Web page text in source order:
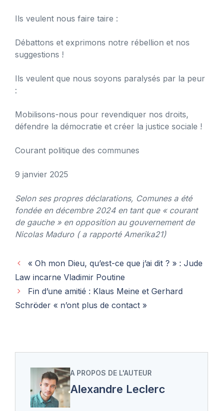
Ils veulent nous faire taire :
Débattons et exprimons notre rébellion et nos
suggestions !
Ils veulent que nous soyons paralysés par la peur
:
Mobilisons-nous pour revendiquer nos droits,
défendre la démocratie et créer la justice sociale !
Courant politique des communes
9 janvier 2025
Selon ses propres déclarations, Comunes a été
fondée en décembre 2024 en tant que « courant
de gauche » en opposition au gouvernement de
Nicolas Maduro ( a rapporté Amerika21)
« Oh mon Dieu, qu’est-ce que j’ai dit ? » : Jude
Law incarne Vladimir Poutine
Fin d’une amitié : Klaus Meine et Gerhard
Schröder « n’ont plus de contact »
A PROPOS DE L'AUTEUR
Alexandre Leclerc